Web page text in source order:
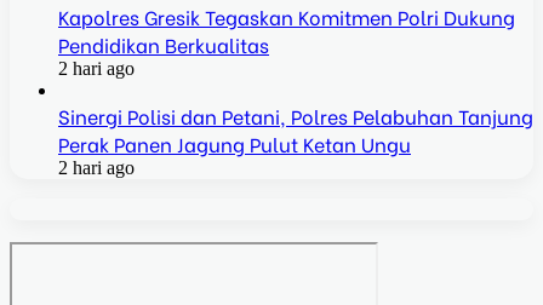
Kapolres Gresik Tegaskan Komitmen Polri Dukung
Pendidikan Berkualitas
2 hari ago
Sinergi Polisi dan Petani, Polres Pelabuhan Tanjung
Perak Panen Jagung Pulut Ketan Ungu
2 hari ago